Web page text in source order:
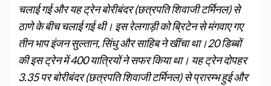
चलाई गई और यह ट्रेन बोरीबंदर (छत्रपति शिवाजी टर्मिनल) से
ठाणे के बीच चलाई गई थी। इस रेलगाड़ी को ब्रिटेन से मंगवाए गए
तीन भाप इंजन सुल्तान, सिंधु और साहिब ने खींचा था।20 डिब्बों
की इस ट्रेन में 400 यात्रियों ने सफर किया था। यह ट्रेन दोपहर
3.35 पर बोरीबंदर (छत्रपति शिवाजी टर्मिनल) से प्रारम्भ हुई और